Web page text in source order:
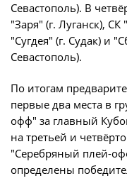
Игроки
О
Турнир
футболу
2009-2010
Документы
Севастополь). В
"Заря" (г. Луганск),
"Сугдея" (г. Судак) и
Севастополь).
По итогам
первые два места в
офф" за главный
на третьей и
"Серебряный плей-
определены